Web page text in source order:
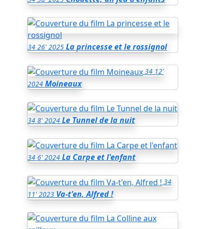
34 26' 2025 La princesse et le rossignol
34 12'
2024 Moineaux
34 8' 2024 Le Tunnel de la nuit
34 6' 2024 La Carpe et l'enfant
34
11' 2023 Va-t'en, Alfred !